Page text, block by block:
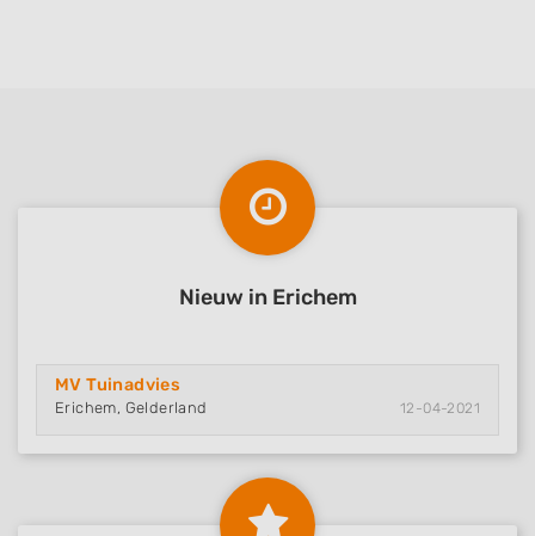
Nieuw in Erichem
MV Tuinadvies
Erichem, Gelderland 12-04-2021